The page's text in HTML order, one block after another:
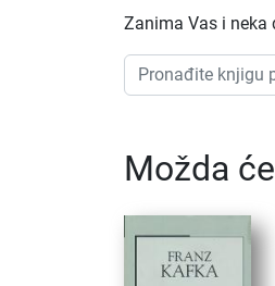
Zanima Vas i neka
Možda